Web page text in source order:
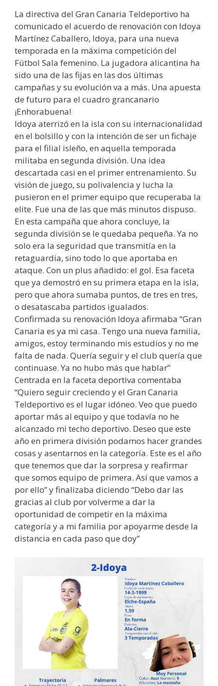
La directiva del Gran Canaria Teldeportivo ha
comunicado el acuerdo de renovación con Idoya
Martínez Caballero, Idoya, para una nueva
temporada en la máxima competición del
Fútbol Sala femenino. La jugadora alicantina ha
sido una de las fijas en las dos últimas
campañas y su evolución va a más. Una apuesta
de futuro para el cuadro grancanario
¡Enhorabuena!
Idoya aterrizó en la isla con su internacionalidad
en el bolsillo y con la intención de ser un fichaje
para el filial isleño, en aquella temporada
militaba en segunda división. Una idea
descartada casi en el primer entrenamiento. Su
visión de juego, su polivalencia y lucha la
pusieron en el primer equipo que recuperaba la
elite. Fue una de las que más minutos dispuso.
En esta campaña que ahora concluye, la
segunda división se le quedaba pequeña. Ya no
solo era la seguridad que transmitía en la
retaguardia, sino todo lo que aportaba en
ataque. Con un plus añadido: el gol. Esa faceta
que ya demostró en su primera etapa en la isla,
pero que ahora sumaba puntos, de tres en tres,
o desatascaba partidos igualados.
Confirmada su renovación Idoya afirmaba “Gran
Canaria es ya mi casa. Tengo una nueva familia,
amigos, estoy terminando mis estudios y no me
falta de nada. Quería seguir y el club quería que
continuase. Ya no hubo más que hablar”
Centrada en la faceta deportiva comentaba
“Quiero seguir creciendo y el Gran Canaria
Teldeportivo es el lugar idóneo. Veo que puedo
aportar más al equipo y que todavía no he
alcanzado mi techo deportivo. Deseo que este
año en primera división podamos hacer grandes
cosas y asentarnos en la categoría. Este es el año
que tenemos que dar la sorpresa y reafirmar
que somos equipo de primera. Así que vamos a
por ello” y finalizaba diciendo “Debo dar las
gracias al club por volverme a dar la
oportunidad de competir en la máxima
categoría y a mi familia por apoyarme desde la
distancia en cada paso que doy”